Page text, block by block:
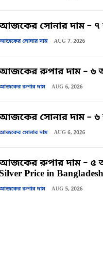
সোনার দাম –
সোনার দাম AUG 7, 2026
রুপার দাম – ৬
রুপার দাম AUG 6, 2026
সোনার দাম –
সোনার দাম AUG 6, 2026
রুপার দাম – ৫
Price in Bangladesh
রুপার দাম AUG 5, 2026